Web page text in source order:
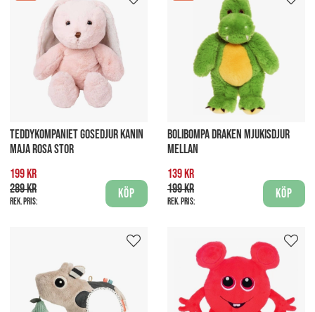
TEDDYKOMPANIET GOSEDJUR KANIN
MAJA ROSA STOR
199 kr
289 kr
Rek. pris:
Köp
BOLIBOMPA DRAKEN MJUKISDJUR
MELLAN
139 kr
199 kr
Rek. pris:
Köp